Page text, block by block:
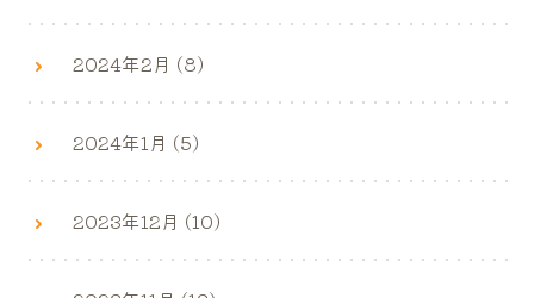
2024年2月 (8)
2024年1月 (5)
2023年12月 (10)